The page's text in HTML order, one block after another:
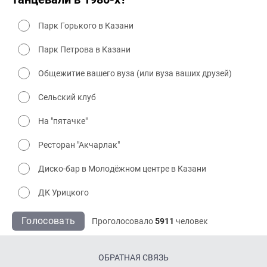
Парк Горького в Казани
Парк Петрова в Казани
Общежитие вашего вуза (или вуза ваших друзей)
Сельский клуб
На "пятачке"
Ресторан "Акчарлак"
Диско-бар в Молодёжном центре в Казани
ДК Урицкого
Голосовать Проголосовало5911 человек
ОБРАТНАЯ СВЯЗЬ